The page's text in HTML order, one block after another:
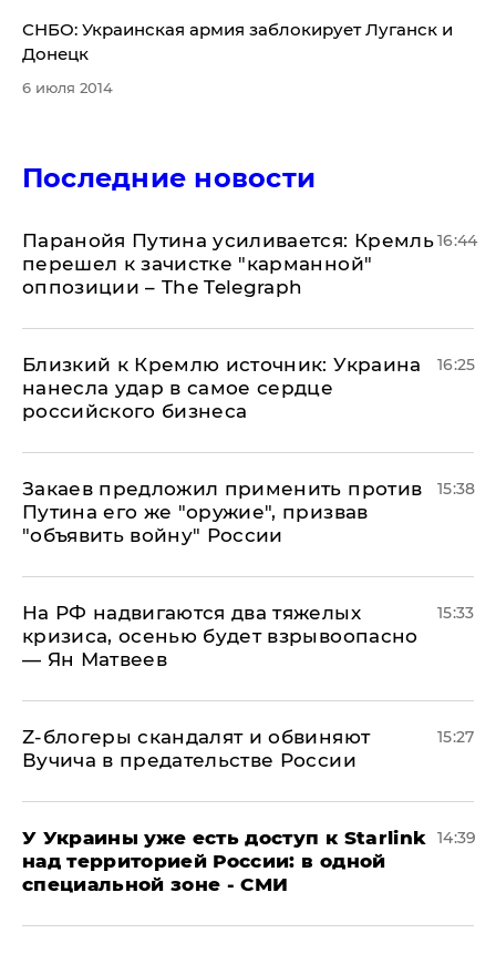
СНБО: Украинская армия заблокирует Луганск и
Донецк
6 июля 2014
Последние новости
Паранойя Путина усиливается: Кремль
перешел к зачистке "карманной"
оппозиции – The Telegraph
16:44
Близкий к Кремлю источник: Украина
нанесла удар в самое сердце
российского бизнеса
16:25
Закаев предложил применить против
Путина его же "оружие", призвав
"объявить войну" России
15:38
На РФ надвигаются два тяжелых
кризиса, осенью будет взрывоопасно
— Ян Матвеев
15:33
Z-блогеры скандалят и обвиняют
Вучича в предательстве России
15:27
У Украины уже есть доступ к Starlink
над территорией России: в одной
специальной зоне - СМИ
14:39